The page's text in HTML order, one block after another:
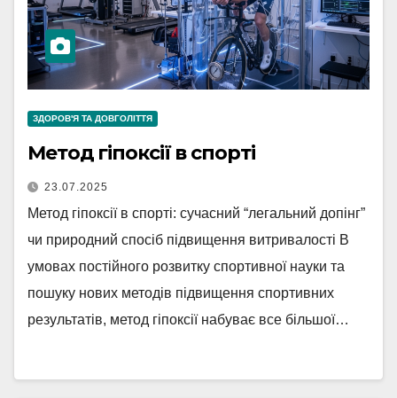
ЗДОРОВ'Я ТА ДОВГОЛІТТЯ
Метод гіпоксії в спорті
23.07.2025
Метод гіпоксії в спорті: сучасний “легальний допінг”
чи природний спосіб підвищення витривалості В
умовах постійного розвитку спортивної науки та
пошуку нових методів підвищення спортивних
результатів, метод гіпоксії набуває все більшої…